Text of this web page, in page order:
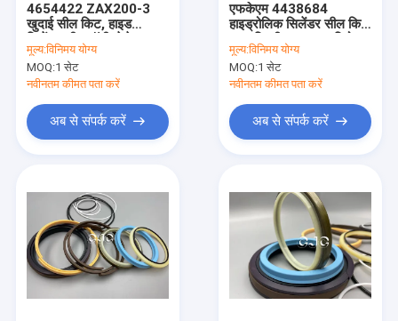
गुणवत्ता नियंत्रण
हमसे संपर्क करें
समाचार
ब्लॉग
हाइड्रोलिक सिलेंडर सील किट
4654422 ZAX200-3
खुदाई सील किट, हाइड
सिलेंडर सील पॉलीयूरेथेन
सामग्री
मूल्य:विनिमय योग्य
MOQ:1 सेट
नवीनतम कीमत पता करें
अब से संपर्क करें
एफकेएम 4438684
हाइड्रोलिक सिलेंडर सील किट
-35 डिग्री तापमान प्रतिरोध
के साथ
मूल्य:विनिमय योग्य
MOQ:1 सेट
नवीनतम कीमत पता करें
अब से संपर्क करें